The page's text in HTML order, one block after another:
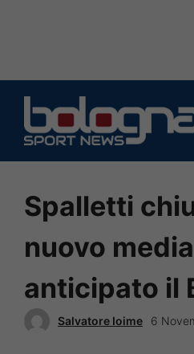
contenuto
Spalletti
nuovo
anticipato il
Salvatore Ioime 6